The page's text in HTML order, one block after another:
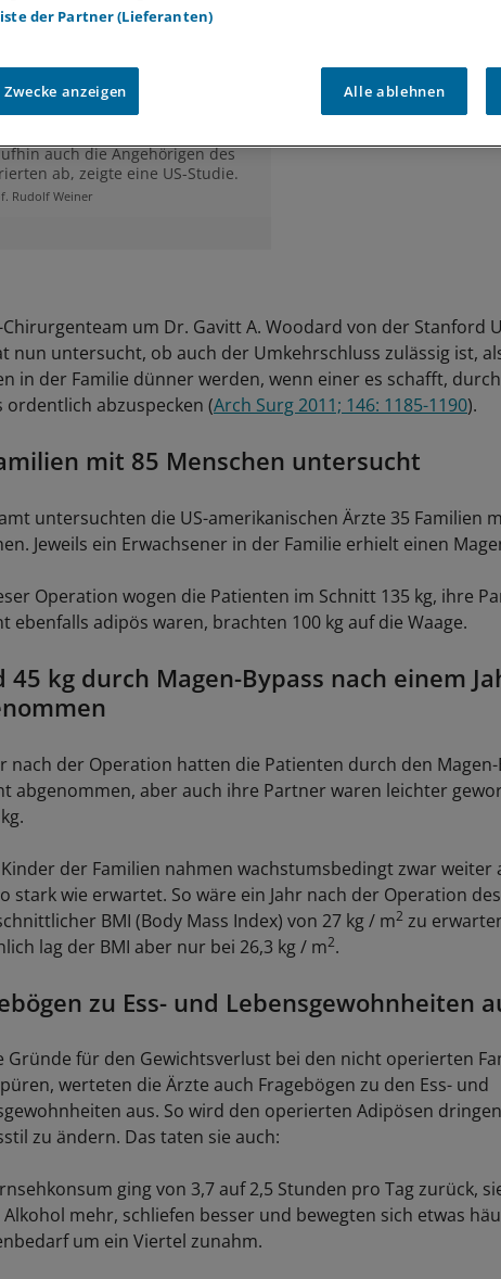
Adipositas: Wird Patienten
auch die Angehörigen des
ab, zeigte eine US-Studie.
Rudolf Weiner
Chirurgenteam um Dr. Gavitt A. Woodard von der Stanford
nun untersucht, ob auch der Umkehrschluss zulässig ist,
in der Familie dünner werden, wenn einer es schafft,
ordentlich abzuspecken (Arch Surg 2011; 146: 1185-1190).
mit 85 Menschen untersucht
untersuchten die US-amerikanischen Ärzte 35 Familien
Jeweils ein Erwachsener in der Familie erhielt einen
Operation wogen die Patienten im Schnitt 135 kg, ihre
ebenfalls adipös waren, brachten 100 kg auf die Waage.
45 kg durch Magen-Bypass nach einem
nach der Operation hatten die Patienten durch den Magen-
abgenommen, aber auch ihre Partner waren leichter
der Familien nahmen wachstumsbedingt zwar weiter
stark wie erwartet. So wäre ein Jahr nach der Operation
BMI (Body Mass Index) von 27 kg / m2 zu
lag der BMI aber nur bei 26,3 kg / m2.
zu Ess- und Lebensgewohnheiten
Gründe für den Gewichtsverlust bei den nicht operierten
werteten die Ärzte auch Fragebögen zu den Ess- und
aus. So wird den operierten Adipösen
zu ändern. Das taten sie auch:
ging von 3,7 auf 2,5 Stunden pro Tag zurück,
Alkohol mehr, schliefen besser und bewegten sich etwas
um ein Viertel zunahm.
der Partner (Lieferanten)
Zwecke anzeigen Alle ablehnen